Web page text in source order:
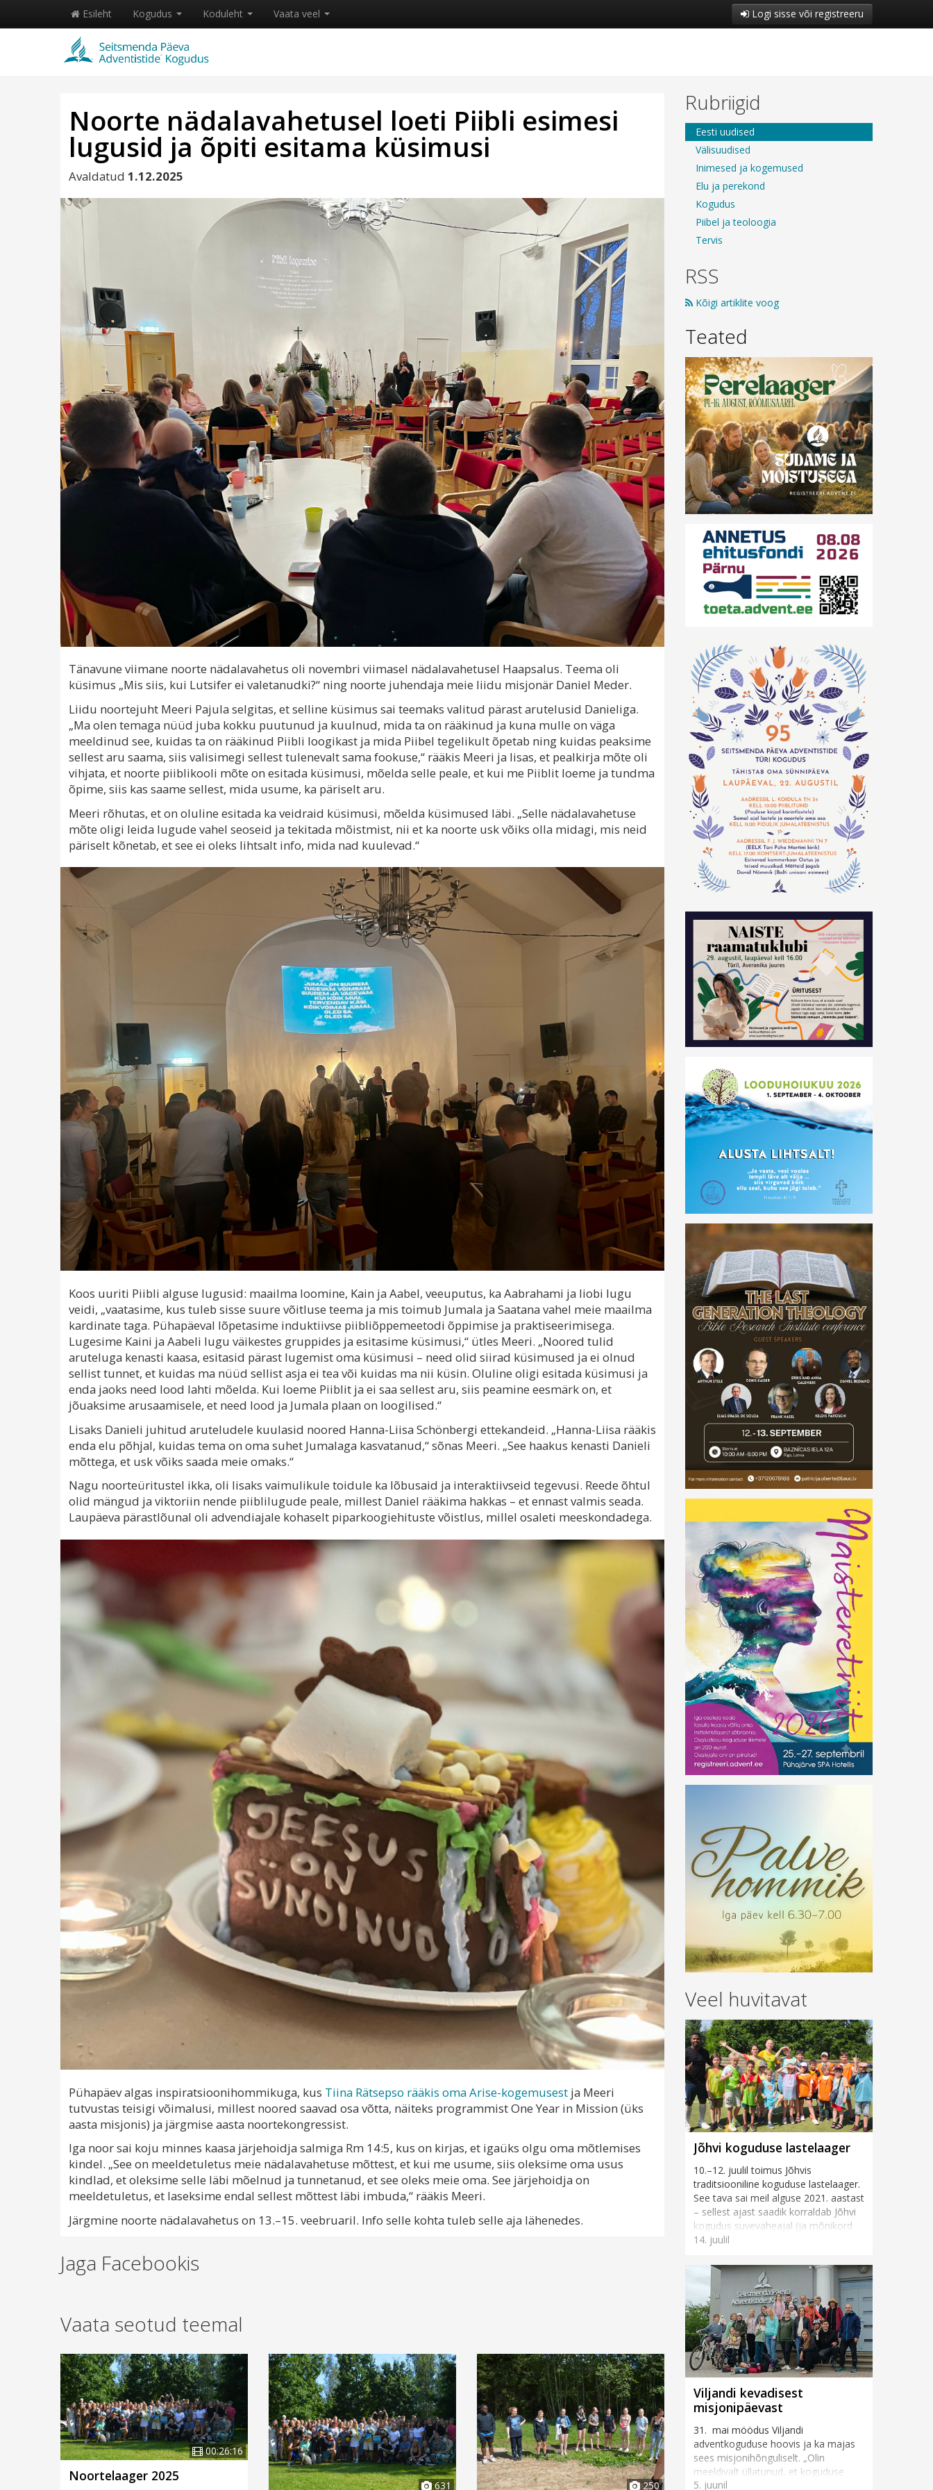
Esileht Kogudus Koduleht Vaata veel Logi sisse või registreeru
Noorte nädalavahetusel loeti Piibli esimesi
lugusid ja õpiti esitama küsimusi
Avaldatud 1.12.2025
Tänavune viimane noorte nädalavahetus oli novembri viimasel nädalavahetusel Haapsalus. Teema oli
küsimus „Mis siis, kui Lutsifer ei valetanudki?“ ning noorte juhendaja meie liidu misjonär Daniel Meder.
Liidu noortejuht Meeri Pajula selgitas, et selline küsimus sai teemaks valitud pärast arutelusid Danieliga.
„Ma olen temaga nüüd juba kokku puutunud ja kuulnud, mida ta on rääkinud ja kuna mulle on väga
meeldinud see, kuidas ta on rääkinud Piibli loogikast ja mida Piibel tegelikult õpetab ning kuidas peaksime
sellest aru saama, siis valisimegi sellest tulenevalt sama fookuse,“ rääkis Meeri ja lisas, et pealkirja mõte oli
vihjata, et noorte piiblikooli mõte on esitada küsimusi, mõelda selle peale, et kui me Piiblit loeme ja tundma
õpime, siis kas saame sellest, mida usume, ka päriselt aru.
Meeri rõhutas, et on oluline esitada ka veidraid küsimusi, mõelda küsimused läbi. „Selle nädalavahetuse
mõte oligi leida lugude vahel seoseid ja tekitada mõistmist, nii et ka noorte usk võiks olla midagi, mis neid
päriselt kõnetab, et see ei oleks lihtsalt info, mida nad kuulevad.“
Koos uuriti Piibli alguse lugusid: maailma loomine, Kain ja Aabel, veeuputus, ka Aabrahami ja Iiobi lugu
veidi, „vaatasime, kus tuleb sisse suure võitluse teema ja mis toimub Jumala ja Saatana vahel meie maailma
kardinate taga. Pühapäeval lõpetasime induktiivse piibliõppemeetodi õppimise ja praktiseerimisega.
Lugesime Kaini ja Aabeli lugu väikestes gruppides ja esitasime küsimusi,“ ütles Meeri. „Noored tulid
aruteluga kenasti kaasa, esitasid pärast lugemist oma küsimusi – need olid siirad küsimused ja ei olnud
sellist tunnet, et kuidas ma nüüd sellist asja ei tea või kuidas ma nii küsin. Oluline oligi esitada küsimusi ja
enda jaoks need lood lahti mõelda. Kui loeme Piiblit ja ei saa sellest aru, siis peamine eesmärk on, et
jõuaksime arusaamisele, et need lood ja Jumala plaan on loogilised.“
Lisaks Danieli juhitud aruteludele kuulasid noored Hanna-Liisa Schönbergi ettekandeid. „Hanna-Liisa rääkis
enda elu põhjal, kuidas tema on oma suhet Jumalaga kasvatanud,“ sõnas Meeri. „See haakus kenasti Danieli
mõttega, et usk võiks saada meie omaks.“
Nagu noorteüritustel ikka, oli lisaks vaimulikule toidule ka lõbusaid ja interaktiivseid tegevusi. Reede õhtul
olid mängud ja viktoriin nende piiblilugude peale, millest Daniel rääkima hakkas – et ennast valmis seada.
Laupäeva pärastlõunal oli advendiajale kohaselt piparkoogiehituste võistlus, millel osaleti meeskondadega.
Pühapäev algas inspiratsioonihommikuga, kus Tiina Rätsepso rääkis oma Arise-kogemusest ja Meeri
tutvustas teisigi võimalusi, millest noored saavad osa võtta, näiteks programmist One Year in Mission (üks
aasta misjonis) ja järgmise aasta noortekongressist.
Iga noor sai koju minnes kaasa järjehoidja salmiga Rm 14:5, kus on kirjas, et igaüks olgu oma mõtlemises
kindel. „See on meeldetuletus meie nädalavahetuse mõttest, et kui me usume, siis oleksime oma usus
kindlad, et oleksime selle läbi mõelnud ja tunnetanud, et see oleks meie oma. See järjehoidja on
meeldetuletus, et laseksime endal sellest mõttest läbi imbuda,“ rääkis Meeri.
Järgmine noorte nädalavahetus on 13.–15. veebruaril. Info selle kohta tuleb selle aja lähenedes.
Jaga Facebookis
Vaata seotud teemal
00:26:16
Noortelaager 2025
631 250
Rubriigid
Eesti uudised
Välisuudised
Inimesed ja kogemused
Elu ja perekond
Kogudus
Piibel ja teoloogia
Tervis
RSS
Kõigi artiklite voog
Teated
Veel huvitavat
Jõhvi koguduse lastelaager
10.–12. juulil toimus Jõhvis
traditsiooniline koguduse lastelaager.
See tava sai meil alguse 2021. aastast
– sellest ajast saadik korraldab Jõhvi
kogudus suvevaheajal (ja mõnikord
ka muul vahea...
14. juulil
Viljandi kevadisest
misjonipäevast
31. mai möödus Viljandi
adventkoguduse hoovis ja ka majas
sees misjonihõnguliselt. „Olin
meeldivalt üllatunud, et koguduse
rahvas ja ka inimesed tänavalt tõid
5. juunil